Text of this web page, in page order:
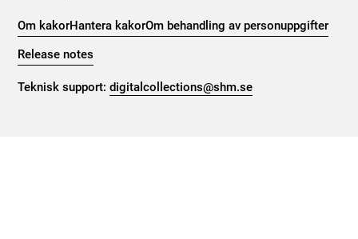
Om kakorHantera kakorOm behandling av personuppgifter
Release notes
Teknisk support:digitalcollections@shm.se